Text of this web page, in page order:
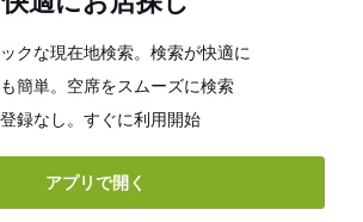
クな現在地検索。検索が快適に
簡単。空席をスムーズに検索
録なし。すぐに利用開始
アプリで開く